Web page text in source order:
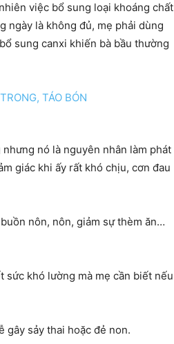
đầu
cho
và
việc bổ sung loại khoáng chất
ngày là không đủ, mẹ phải dùng
sung canxi khiến bà bầu thường
nó là nguyên nhân làm phát
giác khi ấy rất khó chịu, cơn đau
nôn, nôn, giảm sự thèm ăn…
sức khó lường mà mẹ cần biết nếu
gây sảy thai hoặc đẻ non.